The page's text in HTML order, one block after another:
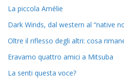
La piccola Amélie
Dark Winds, dal western al “native
Oltre il riflesso degli altri: cosa
Eravamo quattro amici a Mitsuba
La senti questa voce?